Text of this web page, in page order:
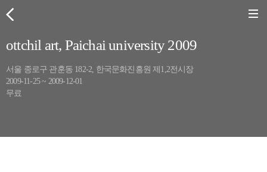
ottchil art, Paichai university 2009
서울 종로구 관훈동 182-2, 한국문화진흥원 제1,2전시장
2009-11-25 ~ 2009-12-01
무료